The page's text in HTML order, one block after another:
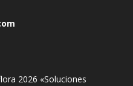
2026 «Soluciones